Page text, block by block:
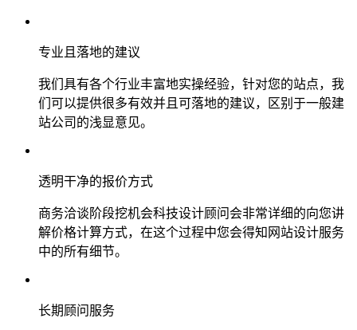
专业且落地的建议
我们具有各个行业丰富地实操经验，针对您的站点，我
们可以提供很多有效并且可落地的建议，区别于一般建
站公司的浅显意见。
透明干净的报价方式
商务洽谈阶段挖机会科技设计顾问会非常详细的向您讲
解价格计算方式，在这个过程中您会得知网站设计服务
中的所有细节。
长期顾问服务